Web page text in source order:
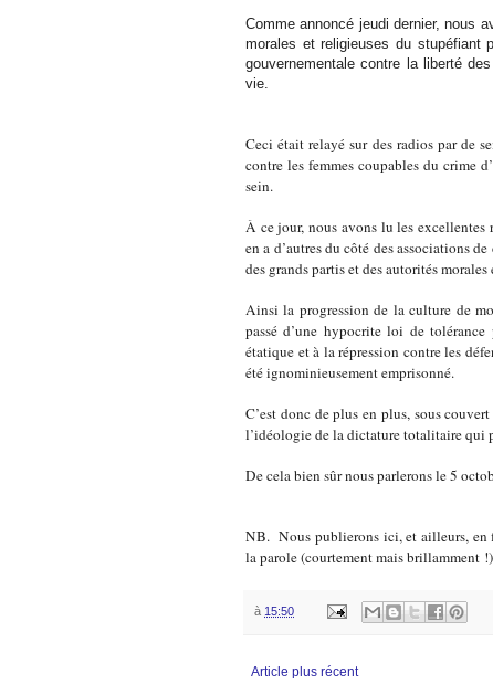
Comme annoncé jeudi dernier, nous
morales et religieuses du stupéfiant
gouvernementale contre la liberté
vie.
Ceci était relayé sur des radios par de
contre les femmes coupables du crime
sein.
À ce jour, nous avons lu les excellentes
en a d’autres du côté des associations
des grands partis et des autorités
Ainsi la progression de la culture de
passé d’une hypocrite loi de
étatique et à la répression contre les
été ignominieusement emprisonné.
C’est donc de plus en plus, sous
l’idéologie de la dictature totalitaire qui
De cela bien sûr nous parlerons le 5
NB. Nous publierons ici, et ailleurs, en
la parole (courtement mais brillamment
à 15:50
Article plus récent